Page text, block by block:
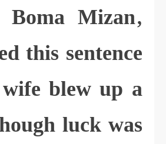
Mizan,
this sentence
blew up a
luck was